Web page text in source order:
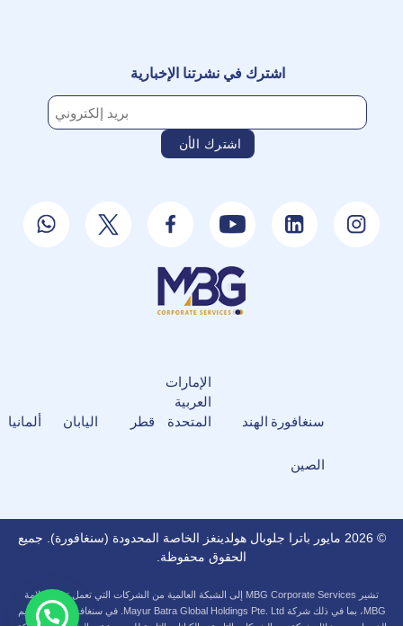
اشترك في نشرتنا الإخبارية
سنغافورة الهند
الإمارات
العربية
المتحدة
قطر اليابان ألمانيا
الصين
© 2026 مايور باترا جلوبال هولدينغز الخاصة المحدودة (سنغافورة). جميع
الحقوق محفوظة.
تشير MBG Corporate Services إلى الشبكة العالمية من الشركات التي تعمل تحت علامة
MBG، بما في ذلك شركة Mayur Batra Global Holdings Pte. Ltd. في سنغافورة. ويتم تقديم